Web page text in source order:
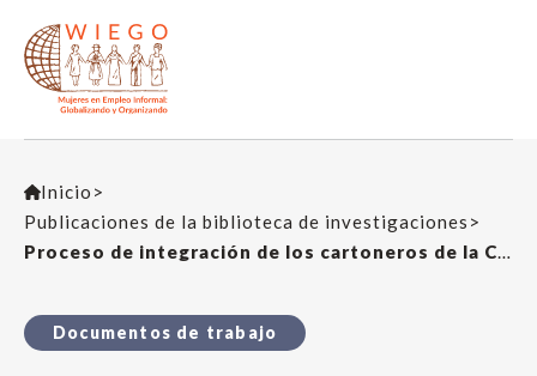
Inicio >
Publicaciones de la biblioteca de investigaciones >
Proceso de integración de los cartoneros de la Ciudad Autónoma de Buenos Aires. Del reconocimiento a la gestión de Centros Verdes y la recolección selectiva
Documentos de trabajo